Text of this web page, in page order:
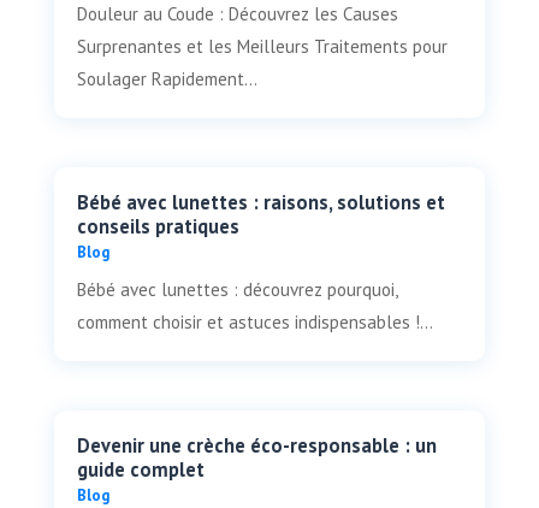
Douleur au Coude : Découvrez les Causes
Surprenantes et les Meilleurs Traitements pour
Soulager Rapidement...
Bébé avec lunettes : raisons, solutions et
conseils pratiques
Blog
Bébé avec lunettes : découvrez pourquoi,
comment choisir et astuces indispensables !...
Devenir une crèche éco-responsable : un
guide complet
Blog